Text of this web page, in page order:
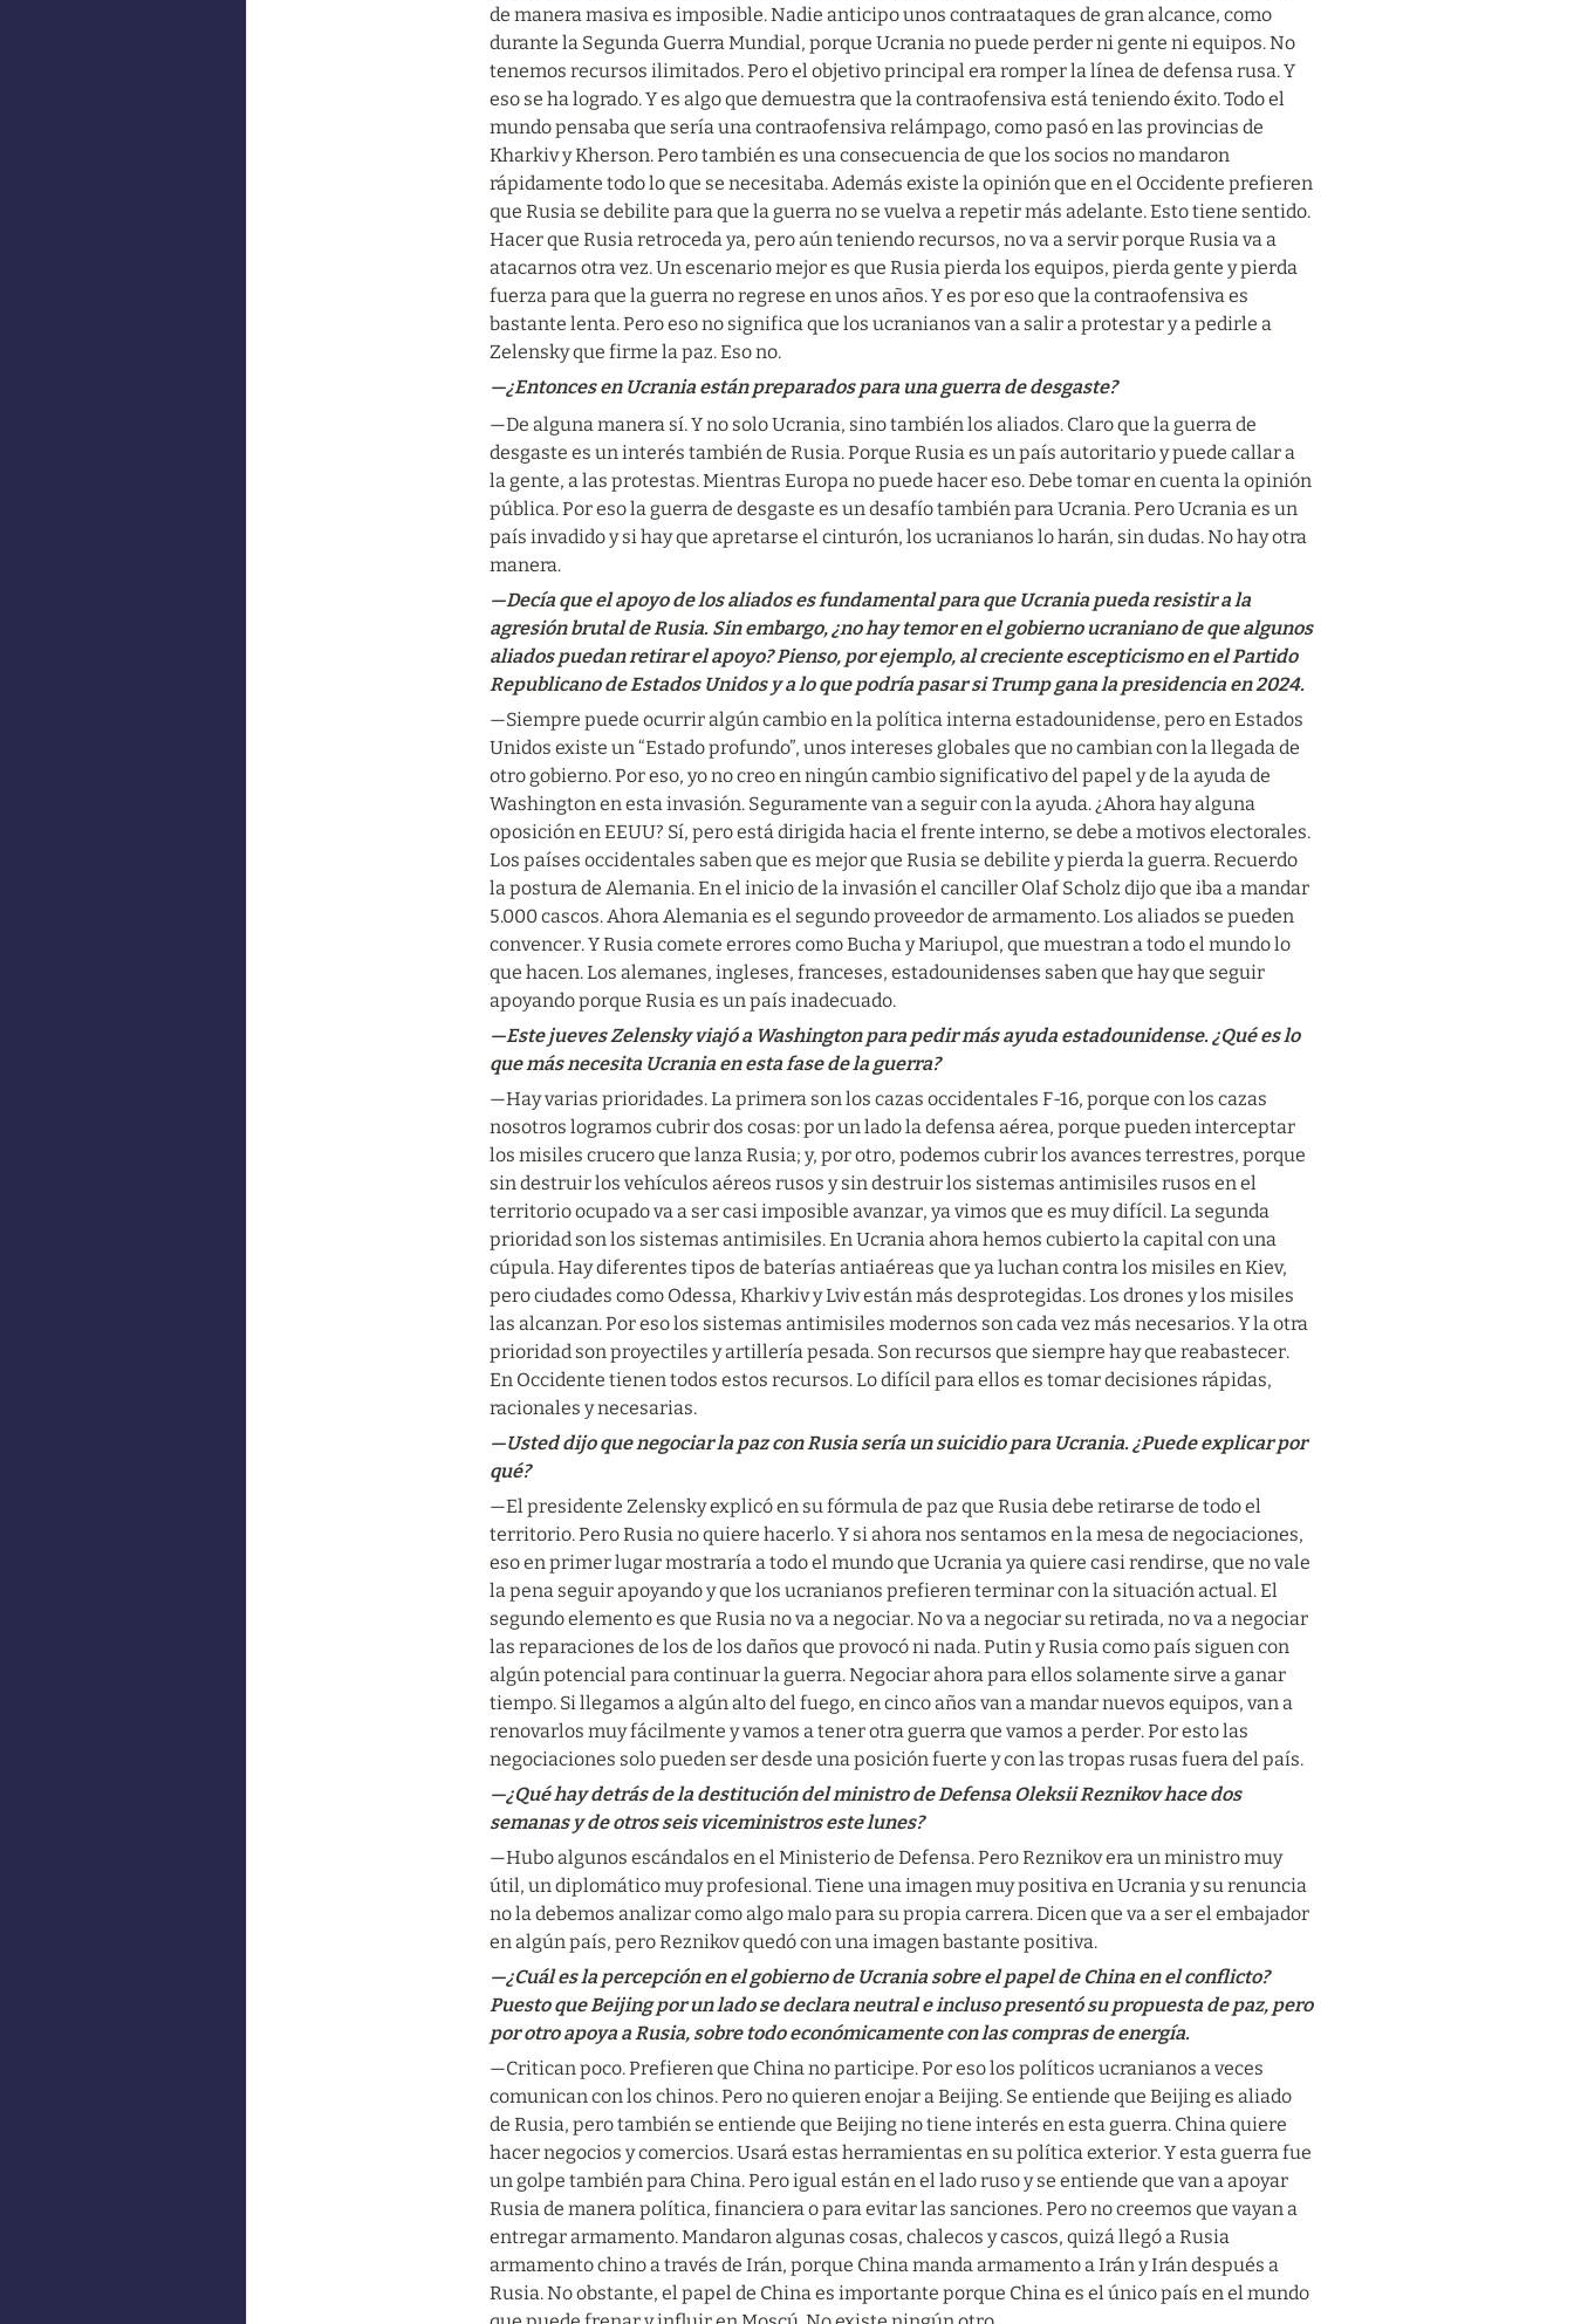
de manera masiva es imposible. Nadie anticipo unos contraataques de gran alcance, como
durante la Segunda Guerra Mundial, porque Ucrania no puede perder ni gente ni equipos. No
tenemos recursos ilimitados. Pero el objetivo principal era romper la línea de defensa rusa. Y
eso se ha logrado. Y es algo que demuestra que la contraofensiva está teniendo éxito. Todo el
mundo pensaba que sería una contraofensiva relámpago, como pasó en las provincias de
Kharkiv y Kherson. Pero también es una consecuencia de que los socios no mandaron
rápidamente todo lo que se necesitaba. Además existe la opinión que en el Occidente prefieren
que Rusia se debilite para que la guerra no se vuelva a repetir más adelante. Esto tiene sentido.
Hacer que Rusia retroceda ya, pero aún teniendo recursos, no va a servir porque Rusia va a
atacarnos otra vez. Un escenario mejor es que Rusia pierda los equipos, pierda gente y pierda
fuerza para que la guerra no regrese en unos años. Y es por eso que la contraofensiva es
bastante lenta. Pero eso no significa que los ucranianos van a salir a protestar y a pedirle a
Zelensky que firme la paz. Eso no.
—¿Entonces en Ucrania están preparados para una guerra de desgaste?
—De alguna manera sí. Y no solo Ucrania, sino también los aliados. Claro que la guerra de
desgaste es un interés también de Rusia. Porque Rusia es un país autoritario y puede callar a
la gente, a las protestas. Mientras Europa no puede hacer eso. Debe tomar en cuenta la opinión
pública. Por eso la guerra de desgaste es un desafío también para Ucrania. Pero Ucrania es un
país invadido y si hay que apretarse el cinturón, los ucranianos lo harán, sin dudas. No hay otra
manera.
—Decía que el apoyo de los aliados es fundamental para que Ucrania pueda resistir a la
agresión brutal de Rusia. Sin embargo, ¿no hay temor en el gobierno ucraniano de que algunos
aliados puedan retirar el apoyo? Pienso, por ejemplo, al creciente escepticismo en el Partido
Republicano de Estados Unidos y a lo que podría pasar si Trump gana la presidencia en 2024.
—Siempre puede ocurrir algún cambio en la política interna estadounidense, pero en Estados
Unidos existe un “Estado profundo”, unos intereses globales que no cambian con la llegada de
otro gobierno. Por eso, yo no creo en ningún cambio significativo del papel y de la ayuda de
Washington en esta invasión. Seguramente van a seguir con la ayuda. ¿Ahora hay alguna
oposición en EEUU? Sí, pero está dirigida hacia el frente interno, se debe a motivos electorales.
Los países occidentales saben que es mejor que Rusia se debilite y pierda la guerra. Recuerdo
la postura de Alemania. En el inicio de la invasión el canciller Olaf Scholz dijo que iba a mandar
5.000 cascos. Ahora Alemania es el segundo proveedor de armamento. Los aliados se pueden
convencer. Y Rusia comete errores como Bucha y Mariupol, que muestran a todo el mundo lo
que hacen. Los alemanes, ingleses, franceses, estadounidenses saben que hay que seguir
apoyando porque Rusia es un país inadecuado.
—Este jueves Zelensky viajó a Washington para pedir más ayuda estadounidense. ¿Qué es lo
que más necesita Ucrania en esta fase de la guerra?
—Hay varias prioridades. La primera son los cazas occidentales F-16, porque con los cazas
nosotros logramos cubrir dos cosas: por un lado la defensa aérea, porque pueden interceptar
los misiles crucero que lanza Rusia; y, por otro, podemos cubrir los avances terrestres, porque
sin destruir los vehículos aéreos rusos y sin destruir los sistemas antimisiles rusos en el
territorio ocupado va a ser casi imposible avanzar, ya vimos que es muy difícil. La segunda
prioridad son los sistemas antimisiles. En Ucrania ahora hemos cubierto la capital con una
cúpula. Hay diferentes tipos de baterías antiaéreas que ya luchan contra los misiles en Kiev,
pero ciudades como Odessa, Kharkiv y Lviv están más desprotegidas. Los drones y los misiles
las alcanzan. Por eso los sistemas antimisiles modernos son cada vez más necesarios. Y la otra
prioridad son proyectiles y artillería pesada. Son recursos que siempre hay que reabastecer.
En Occidente tienen todos estos recursos. Lo difícil para ellos es tomar decisiones rápidas,
racionales y necesarias.
—Usted dijo que negociar la paz con Rusia sería un suicidio para Ucrania. ¿Puede explicar por
qué?
—El presidente Zelensky explicó en su fórmula de paz que Rusia debe retirarse de todo el
territorio. Pero Rusia no quiere hacerlo. Y si ahora nos sentamos en la mesa de negociaciones,
eso en primer lugar mostraría a todo el mundo que Ucrania ya quiere casi rendirse, que no vale
la pena seguir apoyando y que los ucranianos prefieren terminar con la situación actual. El
segundo elemento es que Rusia no va a negociar. No va a negociar su retirada, no va a negociar
las reparaciones de los de los daños que provocó ni nada. Putin y Rusia como país siguen con
algún potencial para continuar la guerra. Negociar ahora para ellos solamente sirve a ganar
tiempo. Si llegamos a algún alto del fuego, en cinco años van a mandar nuevos equipos, van a
renovarlos muy fácilmente y vamos a tener otra guerra que vamos a perder. Por esto las
negociaciones solo pueden ser desde una posición fuerte y con las tropas rusas fuera del país.
—¿Qué hay detrás de la destitución del ministro de Defensa Oleksii Reznikov hace dos
semanas y de otros seis viceministros este lunes?
—Hubo algunos escándalos en el Ministerio de Defensa. Pero Reznikov era un ministro muy
útil, un diplomático muy profesional. Tiene una imagen muy positiva en Ucrania y su renuncia
no la debemos analizar como algo malo para su propia carrera. Dicen que va a ser el embajador
en algún país, pero Reznikov quedó con una imagen bastante positiva.
—¿Cuál es la percepción en el gobierno de Ucrania sobre el papel de China en el conflicto?
Puesto que Beijing por un lado se declara neutral e incluso presentó su propuesta de paz, pero
por otro apoya a Rusia, sobre todo económicamente con las compras de energía.
—Critican poco. Prefieren que China no participe. Por eso los políticos ucranianos a veces
comunican con los chinos. Pero no quieren enojar a Beijing. Se entiende que Beijing es aliado
de Rusia, pero también se entiende que Beijing no tiene interés en esta guerra. China quiere
hacer negocios y comercios. Usará estas herramientas en su política exterior. Y esta guerra fue
un golpe también para China. Pero igual están en el lado ruso y se entiende que van a apoyar
Rusia de manera política, financiera o para evitar las sanciones. Pero no creemos que vayan a
entregar armamento. Mandaron algunas cosas, chalecos y cascos, quizá llegó a Rusia
armamento chino a través de Irán, porque China manda armamento a Irán y Irán después a
Rusia. No obstante, el papel de China es importante porque China es el único país en el mundo